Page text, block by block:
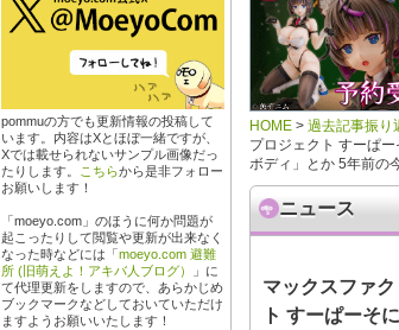
pommuの方でも更新情報の投稿して
います。内容はXとほぼ一緒ですが、
Xでは載せられないサンプル画像だっ
たりします。
こちらから是非フォロー
お願いします！
「moeyo.com」のほうに何か問題が
起こったりして閲覧や更新が出来なく
なった時などには「 moeyo.com 避難
所 (旧萌えよ！アキバ人ブログ）
」に
て代理更新をしますので、あらかじめ
ブックマークなどしておいていただけ
ますようお願いいたします！
HOME > 過去記事振り
プロジェクト すーぱ
ボディ」とか 5年前の
ニュース
マックスファ
ト すーぱーそ